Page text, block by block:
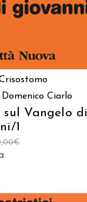
Domenico Ciarlo
sul Vangelo di
1
€